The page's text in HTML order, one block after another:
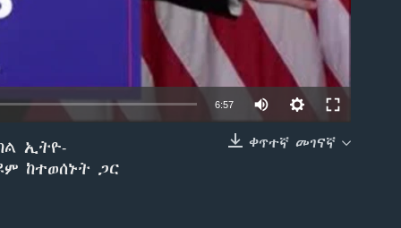
EMBED
6:57
ቀጥተኛ መገናኛ
ኢትዮ-
ከተወሰኑት ጋር